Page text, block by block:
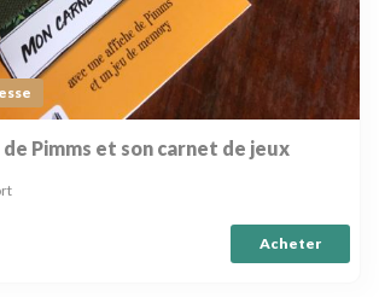
Pimms et son carnet de jeux
Acheter